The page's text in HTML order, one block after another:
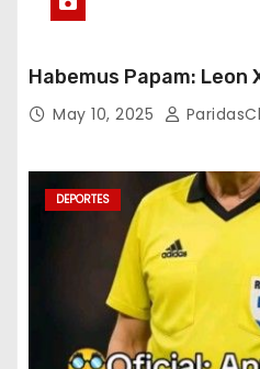
Habemus Papam: Leon
May 10, 2025
DEPORTES